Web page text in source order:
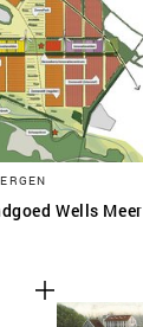
Wells Meer